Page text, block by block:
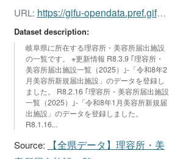
URL: https://gifu-opendata.pref.gifu.lg.jp/dataset/c212016-055
Dataset description:
岐阜県に所在する理容所・美容所届出施設
の一覧です。 ※更新情報 R8.3.9 ｢理容所・
美容所届出施設一覧（2025）｣-「令和8年2
月美容所新規届出施設」のデータを登録し
ました。 R8.2.16 ｢理容所・美容所届出施設
一覧（2025）｣-「令和8年1月美容所新規届
出施設」のデータを登録しました。
R8.1.16...
Source:
【全県データ】理容所・美